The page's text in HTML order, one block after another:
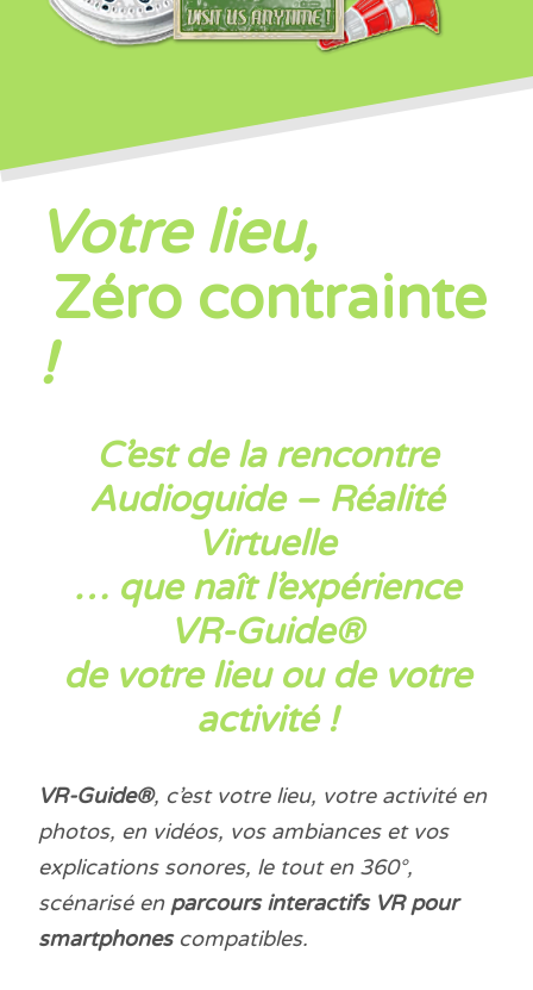
Votre lieu,
Zéro contrainte
!
C’est de la rencontre
Audioguide – Réalité
Virtuelle
… que naît l’expérience
VR-Guide®
de votre lieu ou de votre
activité !
VR-Guide®, c’est votre lieu, votre activité en
photos, en vidéos, vos ambiances et vos
explications sonores, le tout en 360°,
scénarisé en parcours interactifs VR pour
smartphonescompatibles.